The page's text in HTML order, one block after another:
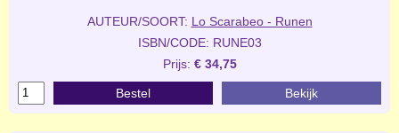
AUTEUR/SOORT: Lo Scarabeo - Runen
ISBN/CODE: RUNE03
Prijs: € 34,75
Bestel Bekijk